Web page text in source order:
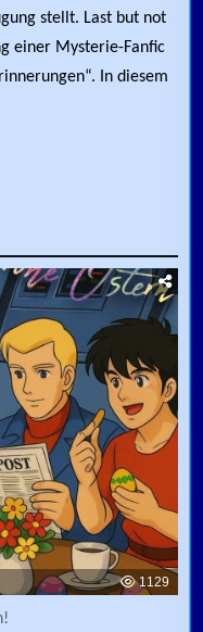
stellt. Last but not
einer Mysterie-Fanfic
In diesem
1129